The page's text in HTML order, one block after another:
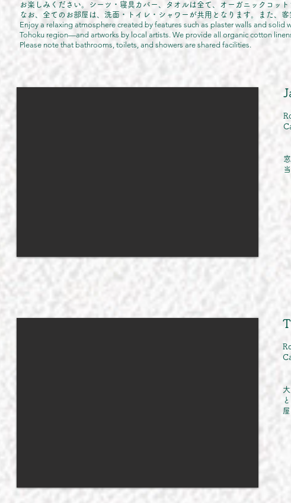
お楽しみください。シーツ・寝具カバー、タオルは全て、オーガニックコッ
なお、全てのお部屋は、洗面・トイレ・シャワーが共用となります。また、客
Enjoy a relaxing atmosphere created by features such as plaster walls and
Tohoku region—and artworks by local artists. We provide all organic cotton
Please note that bathrooms, toilets, and showers are shared facilities.